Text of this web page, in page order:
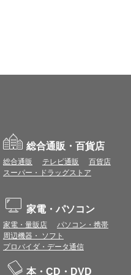
総合通販・百貨店
総合通販 テレビ通販
百貨店
スーパー・ドラッグストア
家電・パソコン
家電・量販店
パソコン・携帯
周辺機器・ ソフト
プロバイダ・データ通信
本・CD・DVD